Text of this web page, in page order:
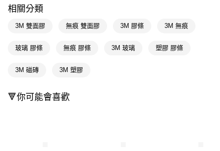
便利好安心！
１．簡單：不需註冊會員、不需綁卡、不需儲值。
２．便利：只要手機號碼，簡訊認證，即可結帳。
３．安心：先確認商品／服務後，再付款。
【「AFTEE先享後付」結帳流程】
結帳頁面，進行簡訊認證並確認金額後，即可完成結帳。
２．訂單成立數日內，您將收到繳費通知簡訊。
ATM／網路銀行／等多元方式進行付款，方視為交易完成。
※ 請注意：結帳手續完成當下不需立刻繳費，但若您需要取消訂單，請聯絡
每筆NT$65，滿NT$390(含以上)免運費
付款後全家取貨
萊爾富取貨付款
相關分類
3M 雙面膠 無痕 雙面膠 3M 膠條 3M 無痕
玻璃 膠條 無痕 膠條 3M 玻璃 塑膠 膠條
3M 磁磚 3M 塑膠
🔻你可能會喜歡